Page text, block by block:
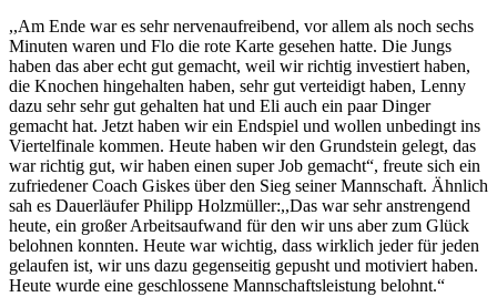
,,Am Ende war es sehr nervenaufreibend, vor allem als noch sechs
Minuten waren und Flo die rote Karte gesehen hatte. Die Jungs
haben das aber echt gut gemacht, weil wir richtig investiert haben,
die Knochen hingehalten haben, sehr gut verteidigt haben, Lenny
dazu sehr sehr gut gehalten hat und Eli auch ein paar Dinger
gemacht hat. Jetzt haben wir ein Endspiel und wollen unbedingt ins
Viertelfinale kommen. Heute haben wir den Grundstein gelegt, das
war richtig gut, wir haben einen super Job gemacht“, freute sich ein
zufriedener Coach Giskes über den Sieg seiner Mannschaft. Ähnlich
sah es Dauerläufer Philipp Holzmüller:,,Das war sehr anstrengend
heute, ein großer Arbeitsaufwand für den wir uns aber zum Glück
belohnen konnten. Heute war wichtig, dass wirklich jeder für jeden
gelaufen ist, wir uns dazu gegenseitig gepusht und motiviert haben.
Heute wurde eine geschlossene Mannschaftsleistung belohnt.“